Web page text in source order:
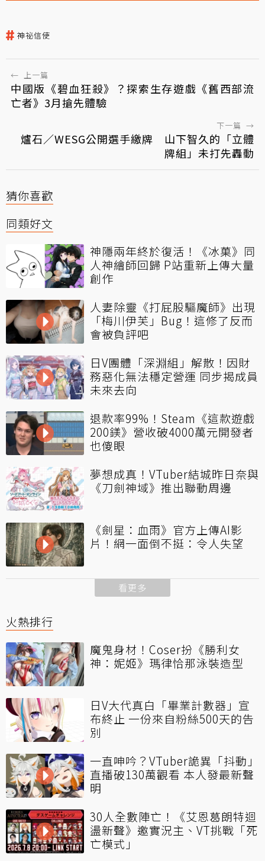
神祕信使
← 上一篇
中國版《碧血狂殺》？探索生存遊戲《舊西部流
亡者》3月搶先體驗
下一篇 →
爐石／WESG公開選手繳牌 山下智久的「立體
牌組」未打先轟動
猜你喜歡
同類好文
神隱兩年終於復活！《冰菓》同
人神繪師回歸 P站重新上傳大量
創作
人妻除靈《打屁股驅魔師》出現
「梅川伊芙」Bug！這修了反而
會被負評吧
日V團體「深淵組」解散！因財
務惡化無法穩定營運 同步揭成員
未來去向
退款率99%！Steam《這款遊戲
200鎂》營收破4000萬元開發者
也傻眼
夢想成真！VTuber結城昨日奈與
《刀劍神域》推出聯動周邊
《劍星：血雨》官方上傳AI影
片！網一面倒不挺：令人失望
看更多
火熱排行
魔鬼身材！Coser扮《勝利女
神：妮姬》瑪律恰那泳裝造型
日V大代真白「畢業計數器」宣
布終止 一份來自粉絲500天的告
別
一直呻吟？VTuber詭異「抖動」
直播破130萬觀看 本人發最新聲
明
30人全數陣亡！《艾恩葛朗特迴
盪新聲》邀實況主、VT挑戰「死
亡模式」